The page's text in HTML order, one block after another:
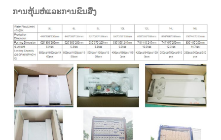
ການຫຸ້ມຫໍ່ແລະການຂົນສົ່ງ